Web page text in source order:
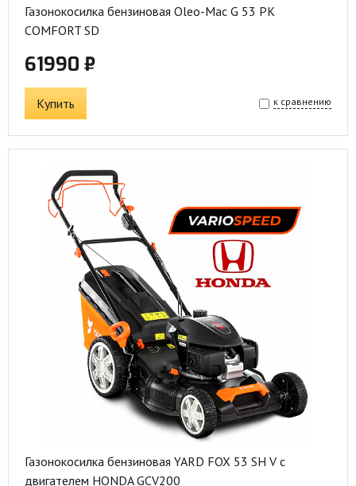
Газонокосилка бензиновая Oleo-Mac G 53 PK
COMFORT SD
61990 ₽
Купить к сравнению
Газонокосилка бензиновая YARD FOX 53 SH V с
двигателем HONDA GCV200